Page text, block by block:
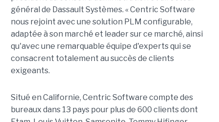
général de Dassault Systèmes. « Centric Software
nous rejoint avec une solution PLM configurable,
adaptée à son marché et leader sur ce marché, ainsi
qu'avec une remarquable équipe d'experts qui se
consacrent totalement au succès de clients
exigeants.
Situé en Californie, Centric Software compte des
bureaux dans 13 pays pour plus de 600 clients dont